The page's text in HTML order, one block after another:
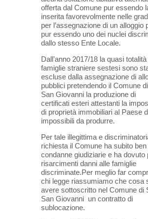
offerta dal Comune pur essendo
inserita favorevolmente nelle
per l’assegnazione di un alloggio
pur essendo uno dei nuclei
dallo stesso Ente Locale.
Dall’anno 2017/18 la quasi
famiglie straniere sestesi sono
escluse dalla assegnazione di
pubblici pretendendo il Comune
San Giovanni la produzione di
certificati esteri attestanti la
di proprietà immobiliari al Paese
impossibili da produrre.
Per tale illegittima e
richiesta il Comune ha subito ben
condanne giudiziarie e ha dovuto
risarcimenti danni alle famiglie
discriminate.Per meglio far
chi legge riassumiamo che cosa
avere sottoscritto nel Comune di
San Giovanni un contratto di
sublocazione.